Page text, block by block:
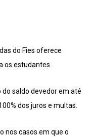
do Fies oferece
os estudantes.
saldo devedor em até
dos juros e multas.
nos casos em que o